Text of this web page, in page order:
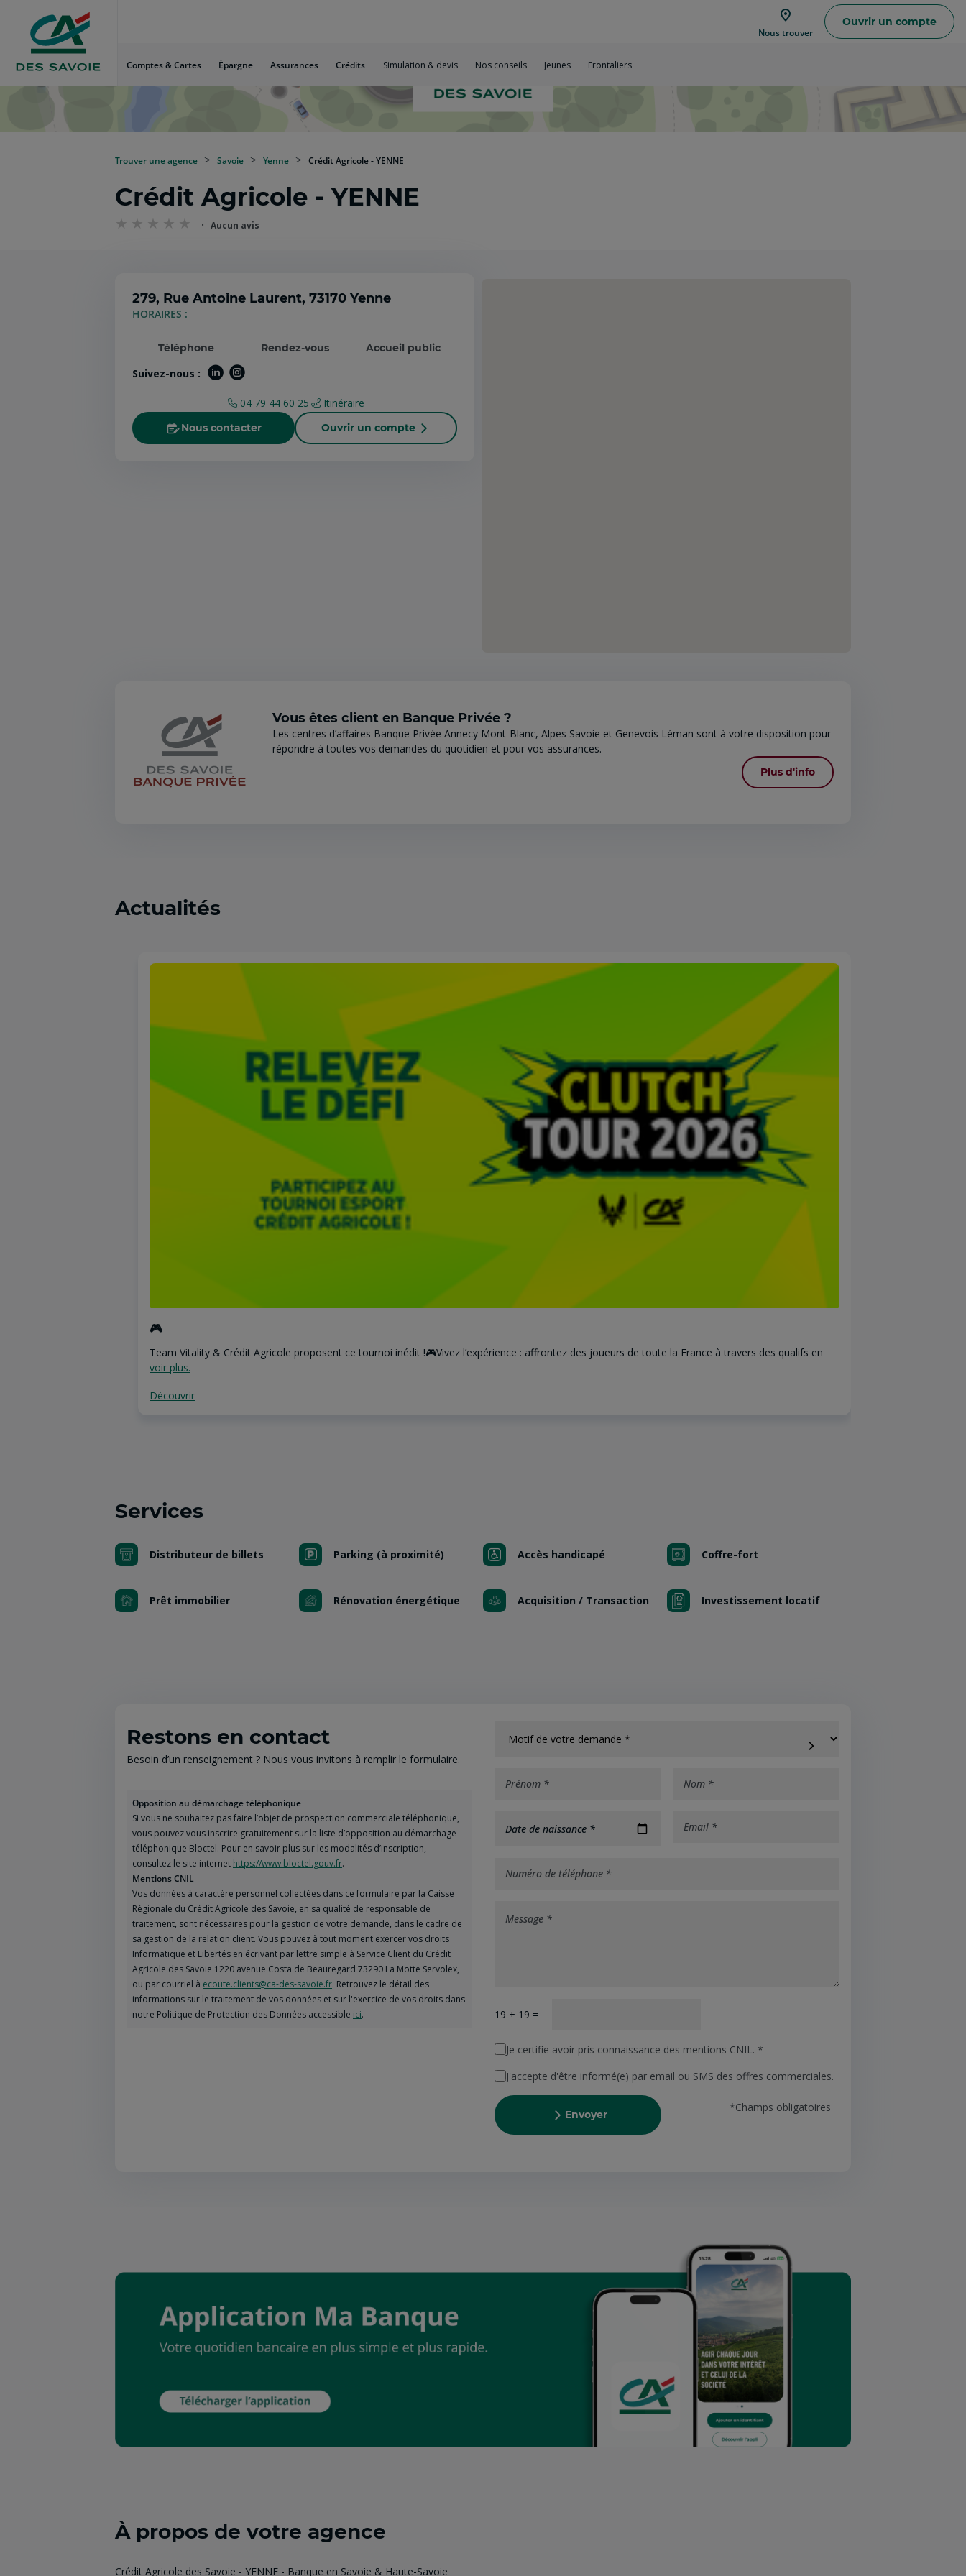
Aller au
Contenu
Nous trouver
Trouver
Ouvrir un compte
Comptes & Cartes Épargne Assurances Crédits Simulation & devis Nos conseils Jeunes Frontaliers
Trouver une agence Savoie Yenne Crédit Agricole - YENNE
Crédit Agricole - YENNE
Aucun avis
279, Rue Antoine Laurent, 73170 Yenne
HORAIRES :
Téléphone Rendez-vous Accueil public
Suivez-nous :
04 79 44 60 25 Itinéraire
Nous contacter Ouvrir un compte
Vous êtes client en Banque Privée ?
Les centres d’affaires Banque Privée Annecy Mont-Blanc, Alpes Savoie et Genevois Léman sont à votre disposition pour
répondre à toutes vos demandes du quotidien et pour vos assurances.
Plus d'info
Actualités
🎮
Team Vitality & Crédit Agricole proposent ce tournoi inédit !🎮Vivez l’expérience : affrontez des joueurs de toute la France à travers des qualifs en
voir plus.
Découvrir
Services
Distributeur de billets Parking (à proximité) Accès handicapé Coffre-fort
Prêt immobilier Rénovation énergétique Acquisition / Transaction Investissement locatif
Restons en contact
Besoin d’un renseignement ? Nous vous invitons à remplir le formulaire.
Date de naissance *
19 + 19 =
Je certifie avoir pris connaissance des mentions CNIL. *
J'accepte d'être informé(e) par email ou SMS des offres commerciales.
Envoyer
*Champs obligatoires
Opposition au démarchage téléphonique
Si vous ne souhaitez pas faire l’objet de prospection commerciale téléphonique,
vous pouvez vous inscrire gratuitement sur la liste d’opposition au démarchage
téléphonique Bloctel. Pour en savoir plus sur les modalités d’inscription,
consultez le site internet https://www.bloctel.gouv.fr.
Mentions CNIL
Vos données à caractère personnel collectées dans ce formulaire par la Caisse
Régionale du Crédit Agricole des Savoie, en sa qualité de responsable de
traitement, sont nécessaires pour la gestion de votre demande, dans le cadre de
sa gestion de la relation client. Vous pouvez à tout moment exercer vos droits
Informatique et Libertés en écrivant par lettre simple à Service Client du Crédit
Agricole des Savoie 1220 avenue Costa de Beauregard 73290 La Motte Servolex,
ou par courriel à ecoute.clients@ca-des-savoie.fr. Retrouvez le détail des
informations sur le traitement de vos données et sur l'exercice de vos droits dans
notre Politique de Protection des Données accessible ici.
À propos de votre agence
Crédit Agricole des Savoie - YENNE - Banque en Savoie & Haute-Savoie